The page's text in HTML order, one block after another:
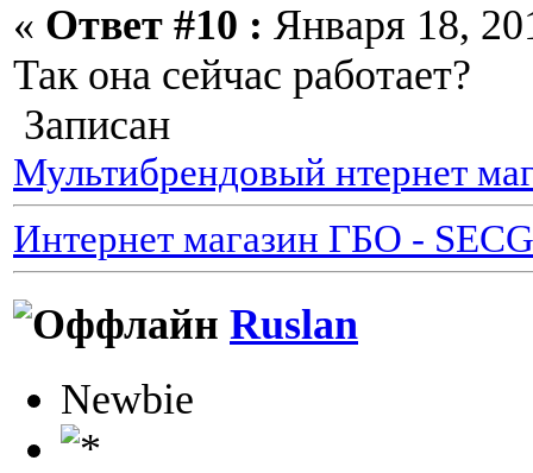
« Ответ #10 : Января 18,
Так она сейчас работает?
Записан
Мультибрендовый нтернет
Интернет магазин ГБО -
Ruslan
Newbie